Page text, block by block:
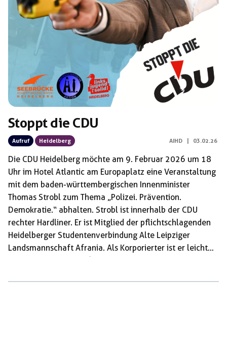
Stoppt die CDU
Aufruf Heidelberg AIHD | 03.02.26
Die CDU Heidelberg möchte am 9. Februar 2026 um 18
Uhr im Hotel Atlantic am Europaplatz eine Veranstaltung
mit dem baden-württembergischen Innenminister
Thomas Strobl zum Thema „Polizei. Prävention.
Demokratie.“ abhalten. Strobl ist innerhalb der CDU
rechter Hardliner. Er ist Mitglied der pflichtschlagenden
Heidelberger Studentenverbindung Alte Leipziger
Landsmannschaft Afrania. Als Korporierter ist er leicht